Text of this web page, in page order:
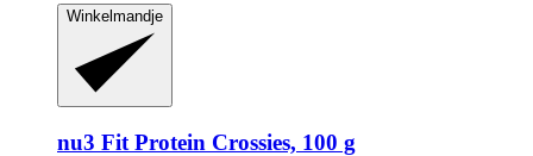
Winkelmandje
nu3 Fit Protein Crossies, 100 g